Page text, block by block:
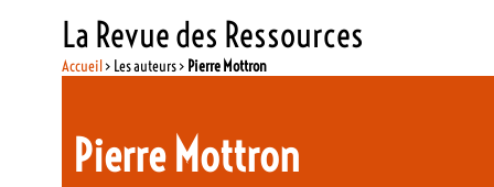
La Revue des Ressources
Accueil> Les auteurs > Pierre Mottron
Pierre Mottron